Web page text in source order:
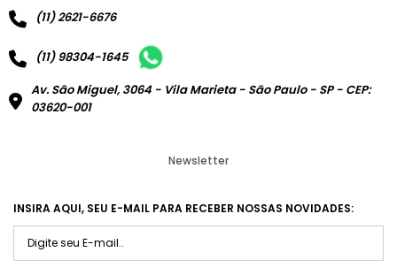
(11) 2621-6676
(11) 98304-1645
Av. São Miguel, 3064 - Vila Marieta - São Paulo - SP - CEP:
03620-001
Newsletter
INSIRA AQUI, SEU E-MAIL PARA RECEBER NOSSAS NOVIDADES: